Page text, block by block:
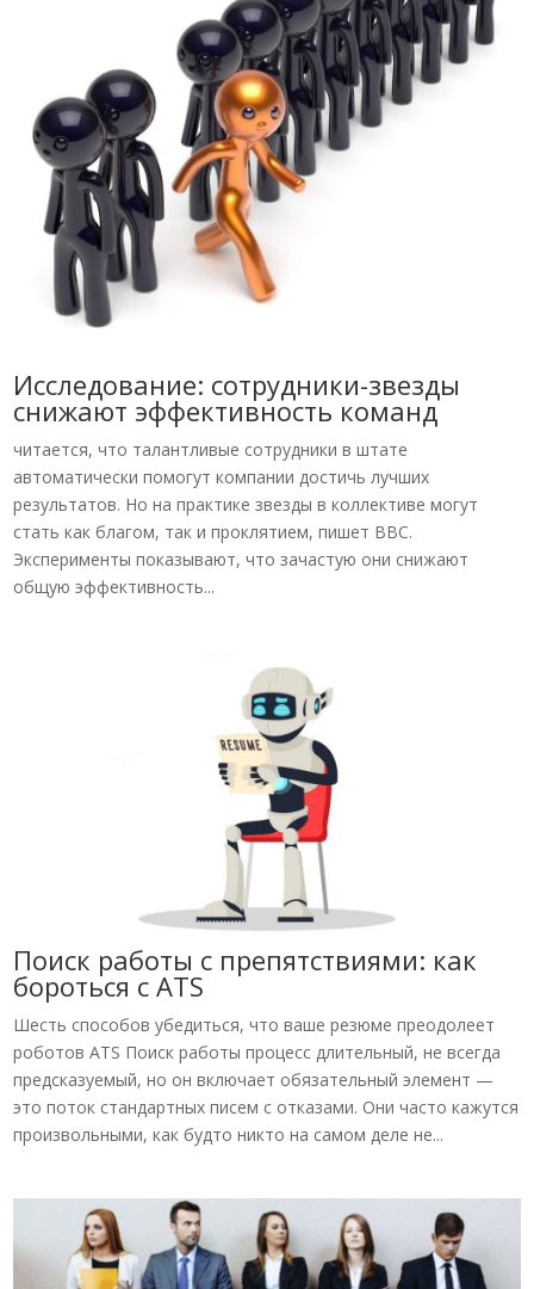
Исследование: сотрудники-звезды
снижают эффективность команд
читается, что талантливые сотрудники в штате
автоматически помогут компании достичь лучших
результатов. Но на практике звезды в коллективе могут
стать как благом, так и проклятием, пишет BBC.
Эксперименты показывают, что зачастую они снижают
общую эффективность...
Поиск работы с препятствиями: как
бороться с ATS
Шесть способов убедиться, что ваше резюме преодолеет
роботов ATS Поиск работы процесс длительный, не всегда
предсказуемый, но он включает обязательный элемент —
это поток стандартных писем с отказами. Они часто кажутся
произвольными, как будто никто на самом деле не...